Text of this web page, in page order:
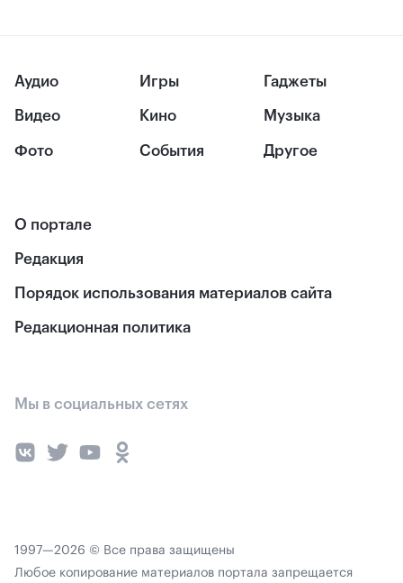
Аудио
Видео
Фото
Игры
Кино
События
Гаджеты
Музыка
Другое
О портале
Редакция
Порядок использования материалов сайта
Редакционная политика
Мы в социальных сетях
1997—2026 © Все права защищены
Любое копирование материалов портала запрещается